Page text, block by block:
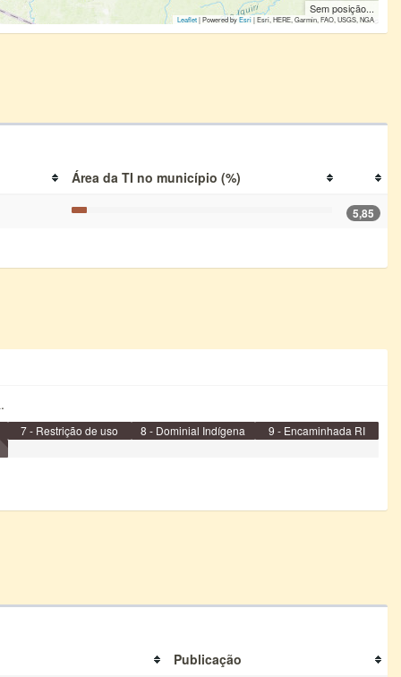
Sem posição...
Leaflet| Powered byEsri|Esri, HERE, Garmin, FAO, USGS, NGA
Área da TI no município (%)
5,85
7 - Restrição de uso 8 - Dominial Indígena 9 - Encaminhada RI
Publicação